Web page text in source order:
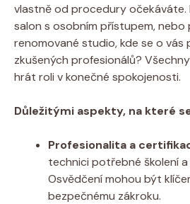
vlastně ⁢od ⁢procedury očekáváte.
salon s⁣ osobním přístupem, nebo
renomované ​studio, kde se o
⁤zkušených profesionálů?
hrát roli v konečné spokojenosti.
Důležitými aspekty,​ na⁤ které
Profesionalita a
technici​ potřebné školení⁢
Osvědčení mohou být
bezpečnému zákroku.